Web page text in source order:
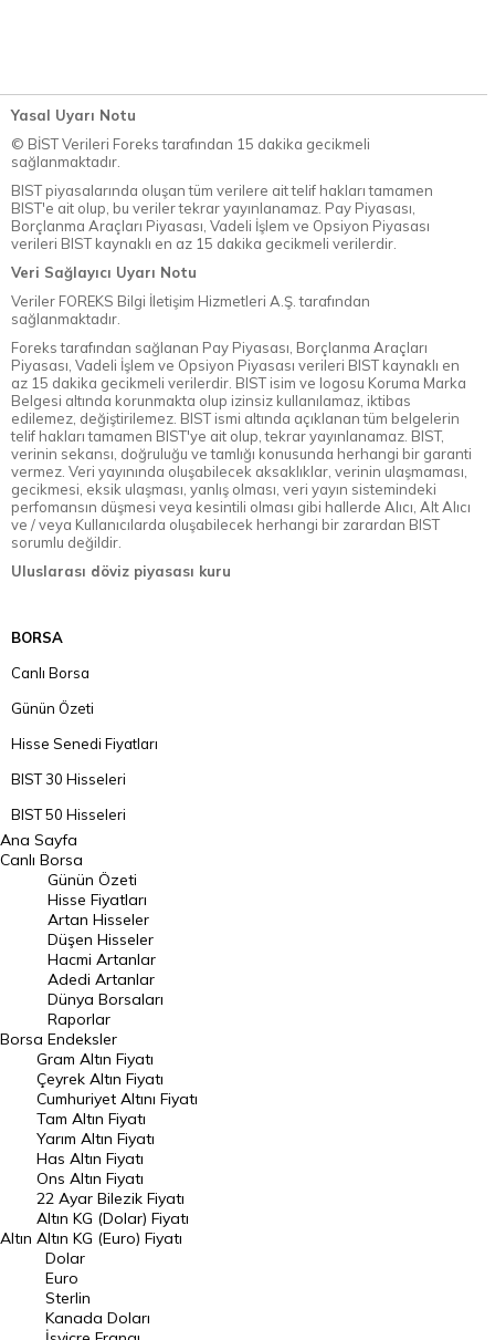
Yasal Uyarı Notu
© BİST Verileri Foreks tarafından 15 dakika gecikmeli
sağlanmaktadır.
BIST piyasalarında oluşan tüm verilere ait telif hakları tamamen
BIST'e ait olup, bu veriler tekrar yayınlanamaz. Pay Piyasası,
Borçlanma Araçları Piyasası, Vadeli İşlem ve Opsiyon Piyasası
verileri BIST kaynaklı en az 15 dakika gecikmeli verilerdir.
Veri Sağlayıcı Uyarı Notu
Veriler FOREKS Bilgi İletişim Hizmetleri A.Ş. tarafından
sağlanmaktadır.
Foreks tarafından sağlanan Pay Piyasası, Borçlanma Araçları
Piyasası, Vadeli İşlem ve Opsiyon Piyasası verileri BIST kaynaklı en
az 15 dakika gecikmeli verilerdir. BIST isim ve logosu Koruma Marka
Belgesi altında korunmakta olup izinsiz kullanılamaz, iktibas
edilemez, değiştirilemez. BIST ismi altında açıklanan tüm belgelerin
telif hakları tamamen BIST'ye ait olup, tekrar yayınlanamaz. BIST,
verinin sekansı, doğruluğu ve tamlığı konusunda herhangi bir garanti
vermez. Veri yayınında oluşabilecek aksaklıklar, verinin ulaşmaması,
gecikmesi, eksik ulaşması, yanlış olması, veri yayın sistemindeki
perfomansın düşmesi veya kesintili olması gibi hallerde Alıcı, Alt Alıcı
ve / veya Kullanıcılarda oluşabilecek herhangi bir zarardan BIST
sorumlu değildir.
Uluslarası döviz piyasası kuru
BORSA
Canlı Borsa
Günün Özeti
Hisse Senedi Fiyatları
BIST 30 Hisseleri
BIST 50 Hisseleri
BIST 100 Hisseleri
En Çok Artan Hisseler
En Çok Düşen Hisseler
Hacmi Artanlar
Geçmiş Kapanışlar
Dünya Borsaları
Raporlar
Endeksler
DÖVİZ
Döviz Kuru
Dolar Kuru
Euro Kuru
Pound Kuru
Frank Kuru
Ana Sayfa
Canlı Borsa
Borsa
Günün Özeti
Hisse Fiyatları
Artan Hisseler
Düşen Hisseler
Hacmi Artanlar
Adedi Artanlar
Dünya Borsaları
Raporlar
Endeksler
Altın
Gram Altın Fiyatı
Çeyrek Altın Fiyatı
Cumhuriyet Altını Fiyatı
Tam Altın Fiyatı
Yarım Altın Fiyatı
Has Altın Fiyatı
Ons Altın Fiyatı
22 Ayar Bilezik Fiyatı
Altın KG (Dolar) Fiyatı
Altın KG (Euro) Fiyatı
Dolar
Euro
Sterlin
Kanada Doları